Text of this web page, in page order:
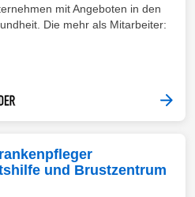
mit Angeboten in den
Die mehr als Mitarbeiter:
und Brustzentrum